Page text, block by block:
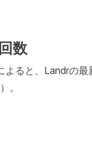
数
ると、Landrの
。